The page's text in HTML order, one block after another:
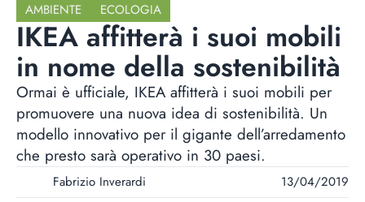
AMBIENTE ECOLOGIA
IKEA affitterà i suoi mobili
in nome della sostenibilità
Ormai è ufficiale, IKEA affitterà i suoi mobili per
promuovere una nuova idea di sostenibilità. Un
modello innovativo per il gigante dell’arredamento
che presto sarà operativo in 30 paesi.
Fabrizio Inverardi 13/04/2019